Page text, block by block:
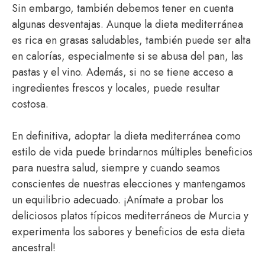
Sin embargo, también debemos tener en cuenta
algunas desventajas. Aunque la dieta mediterránea
es rica en grasas saludables, también puede ser alta
en calorías, especialmente si se abusa del pan, las
pastas y el vino. Además, si no se tiene acceso a
ingredientes frescos y locales, puede resultar
costosa.
En definitiva, adoptar la dieta mediterránea como
estilo de vida puede brindarnos múltiples beneficios
para nuestra salud, siempre y cuando seamos
conscientes de nuestras elecciones y mantengamos
un equilibrio adecuado. ¡Anímate a probar los
deliciosos platos típicos mediterráneos de Murcia y
experimenta los sabores y beneficios de esta dieta
ancestral!